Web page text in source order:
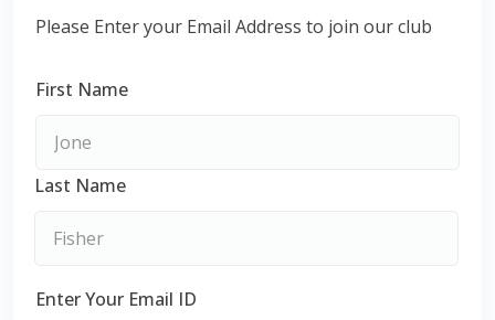
Please Enter your Email Address to join our club
First Name
Last Name
Enter Your Email ID